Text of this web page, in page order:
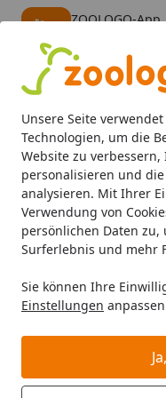
Unsere Seite
Technologien, um die
Website zu
personalisieren und
analysieren. Mit Ihrer
Verwendung von
persönlichen Daten
Surferlebnis und mehr
Sie können Ihre
Einstellungen
ZOOLOGO-App
Alle Produkte
Mein Konto
Suchen
Hund